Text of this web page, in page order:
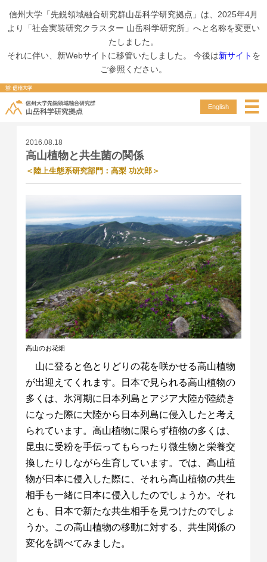
信州大学「先鋭領域融合研究群山岳科学研究拠点」は、2025年4月
より「社会実装研究クラスター 山岳科学研究所」へと名称を変更い
たしました。
それに伴い、新Webサイトに移管いたしました。 今後は新サイト を
ご参照ください。
English
高山植物と共生菌の関係＜陸上生態系研究部門：高梨 功次郎＞
Special contents
2016.08.18
高山植物と共生菌の関係
＜陸上生態系研究部門：高梨 功次郎＞
高山のお花畑
山に登ると色とりどりの花を咲かせる高山植物
が出迎えてくれます。日本で見られる高山植物の
多くは、氷河期に日本列島とアジア大陸が陸続き
になった際に大陸から日本列島に侵入したと考え
られています。高山植物に限らず植物の多くは、
昆虫に受粉を手伝ってもらったり微生物と栄養交
換したりしながら生育しています。では、高山植
物が日本に侵入した際に、それら高山植物の共生
相手も一緒に日本に侵入したのでしょうか。それ
とも、日本で新たな共生相手を見つけたのでしょ
うか。この高山植物の移動に対する、共生関係の
変化を調べてみました。